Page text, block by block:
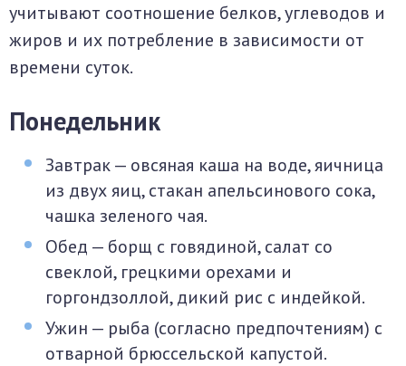
учитывают соотношение белков, углеводов и
жиров и их потребление в зависимости от
времени суток.
Понедельник
Завтрак — овсяная каша на воде, яичница
из двух яиц, стакан апельсинового сока,
чашка зеленого чая.
Обед — борщ с говядиной, салат со
свеклой, грецкими орехами и
горгондзоллой, дикий рис с индейкой.
Ужин — рыба (согласно предпочтениям) с
отварной брюссельской капустой.